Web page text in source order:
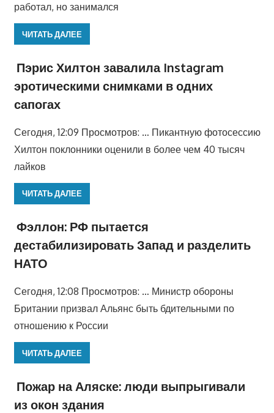
работал, но занимался
ЧИТАТЬ ДАЛЕЕ
Пэрис Хилтон завалила Instagram
эротическими снимками в одних
сапогах
Сегодня, 12:09 Просмотров: … Пикантную фотосессию
Хилтон поклонники оценили в более чем 40 тысяч
лайков
ЧИТАТЬ ДАЛЕЕ
Фэллон: РФ пытается
дестабилизировать Запад и разделить
НАТО
Сегодня, 12:08 Просмотров: … Министр обороны
Британии призвал Альянс быть бдительными по
отношению к России
ЧИТАТЬ ДАЛЕЕ
Пожар на Аляске: люди выпрыгивали
из окон здания